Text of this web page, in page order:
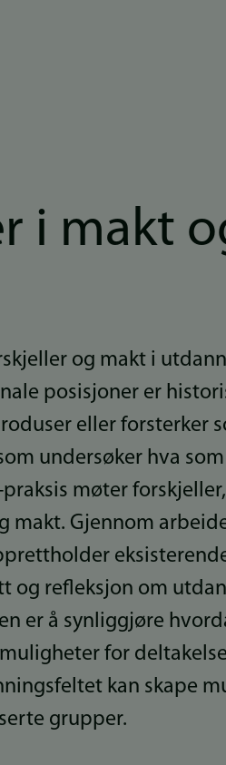
i makt
og makt i
posisjoner er
eller forsterker
undersøker hva
møter
makt. Gjennom
og refleksjon om
er å synliggjøre
for
kan skape
grupper.